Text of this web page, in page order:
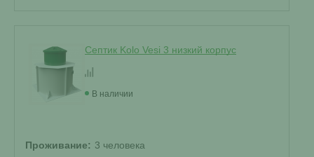
Септик Kolo Vesi 3 низкий корпус
В наличии
Проживание: 3 человека